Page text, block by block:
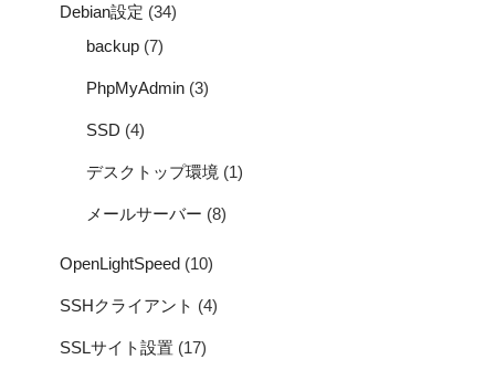
Debian設定 (34)
backup (7)
PhpMyAdmin (3)
SSD (4)
デスクトップ環境 (1)
メールサーバー (8)
OpenLightSpeed (10)
SSHクライアント (4)
SSLサイト設置 (17)